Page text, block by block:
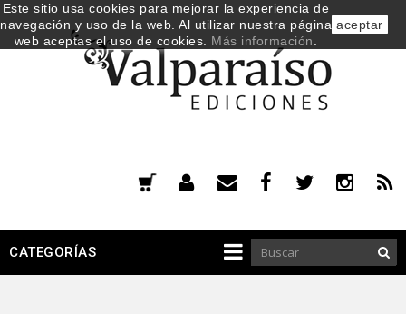
CATEGORÍAS
Este sitio usa cookies para mejorar la experiencia de
navegación y uso de la web. Al utilizar nuestra página
web aceptas el uso de cookies. Más información
aceptar